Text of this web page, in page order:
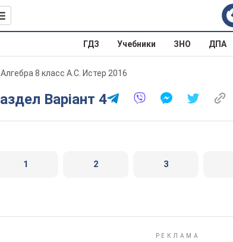
ГДЗ Учебники ЗНО ДПА
Алгебра 8 класс А.С. Истер 2016
Раздел Варіант 4
1 2 3